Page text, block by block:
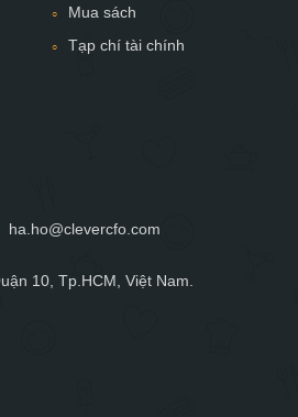
Mua sách
Tạp chí tài chính
ha.ho@clevercfo.com
10, Tp.HCM, Việt Nam.